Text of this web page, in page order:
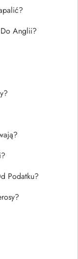
Anglii?
Podatku?